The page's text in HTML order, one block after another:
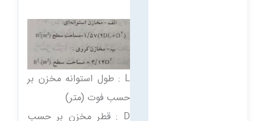
L : طول استوانه مخزن بر
حسب فوت (متر)
D : قطر مخزن بر حسب